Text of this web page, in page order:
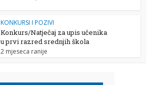
KONKURSI I POZIVI
Konkurs/Natječaj za upis učenika
u prvi razred srednjih škola
2 mjeseca ranije